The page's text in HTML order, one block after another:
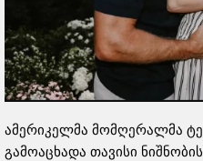
ამერიკელმა მომღერალმა
გამოაცხადა თავისი ნიშნობის